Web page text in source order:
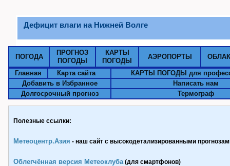
Дефицит влаги на Нижней Волге
ПОГОДА
ПРОГНОЗ
ПОГОДЫ
КАРТЫ
ПОГОДЫ
АЭРОПОРТЫ
Главная Карта сайта
КАРТЫ ПОГОДЫ для
Добавить в Избранное
Написать нам
Долгосрочный прогноз
Термограф
Полезные ссылки:
Метеоцентр.Азия - наш сайт с высокодетализированными
Облегчённая версия Метеоклуба(для смартфонов)